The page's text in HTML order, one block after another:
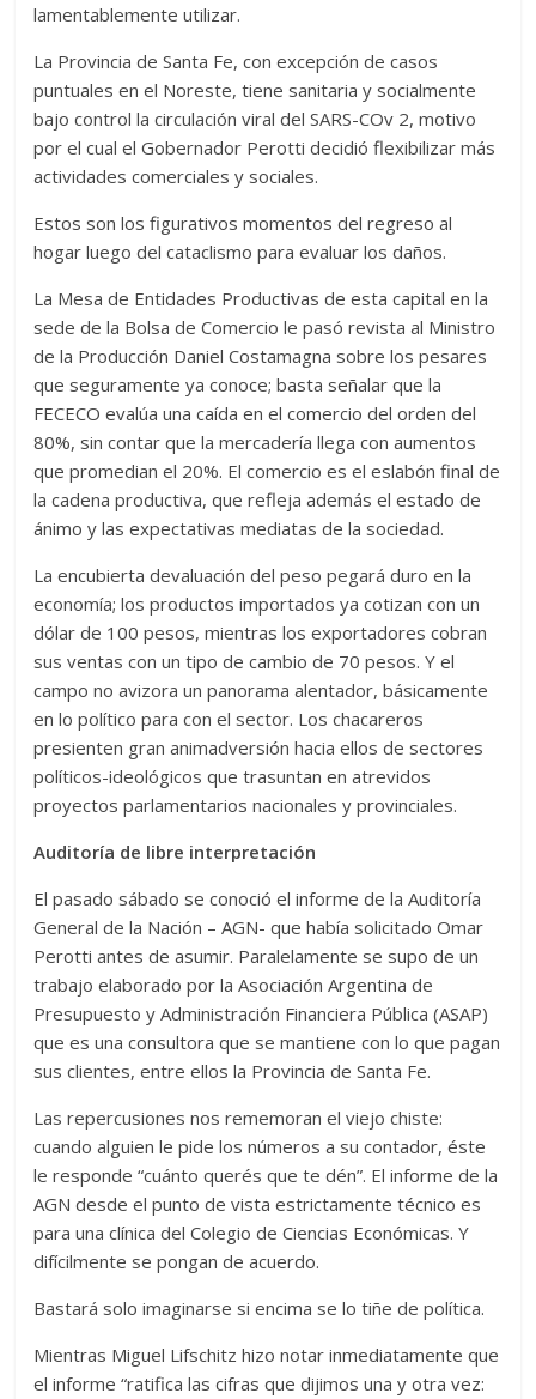
lamentablemente utilizar.
La Provincia de Santa Fe, con excepción de casos
puntuales en el Noreste, tiene sanitaria y socialmente
bajo control la circulación viral del SARS-COv 2, motivo
por el cual el Gobernador Perotti decidió flexibilizar más
actividades comerciales y sociales.
Estos son los figurativos momentos del regreso al
hogar luego del cataclismo para evaluar los daños.
La Mesa de Entidades Productivas de esta capital en la
sede de la Bolsa de Comercio le pasó revista al Ministro
de la Producción Daniel Costamagna sobre los pesares
que seguramente ya conoce; basta señalar que la
FECECO evalúa una caída en el comercio del orden del
80%, sin contar que la mercadería llega con aumentos
que promedian el 20%. El comercio es el eslabón final de
la cadena productiva, que refleja además el estado de
ánimo y las expectativas mediatas de la sociedad.
La encubierta devaluación del peso pegará duro en la
economía; los productos importados ya cotizan con un
dólar de 100 pesos, mientras los exportadores cobran
sus ventas con un tipo de cambio de 70 pesos. Y el
campo no avizora un panorama alentador, básicamente
en lo político para con el sector. Los chacareros
presienten gran animadversión hacia ellos de sectores
políticos-ideológicos que trasuntan en atrevidos
proyectos parlamentarios nacionales y provinciales.
Auditoría de libre interpretación
El pasado sábado se conoció el informe de la Auditoría
General de la Nación – AGN- que había solicitado Omar
Perotti antes de asumir. Paralelamente se supo de un
trabajo elaborado por la Asociación Argentina de
Presupuesto y Administración Financiera Pública (ASAP)
que es una consultora que se mantiene con lo que pagan
sus clientes, entre ellos la Provincia de Santa Fe.
Las repercusiones nos rememoran el viejo chiste:
cuando alguien le pide los números a su contador, éste
le responde “cuánto querés que te dén”. El informe de la
AGN desde el punto de vista estrictamente técnico es
para una clínica del Colegio de Ciencias Económicas. Y
difícilmente se pongan de acuerdo.
Bastará solo imaginarse si encima se lo tiñe de política.
Mientras Miguel Lifschitz hizo notar inmediatamente que
el informe “ratifica las cifras que dijimos una y otra vez: